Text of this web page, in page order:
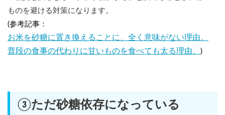
ものを避ける対策になります。
(参考記事：
お米を砂糖に置き換えることに、全く意味がない理由。
普段の食事の代わりに甘いものを食べても太る理由。 )
③ただ砂糖依存になっている